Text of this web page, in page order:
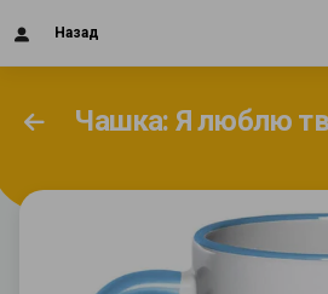
Назад
Чашка: Я люблю